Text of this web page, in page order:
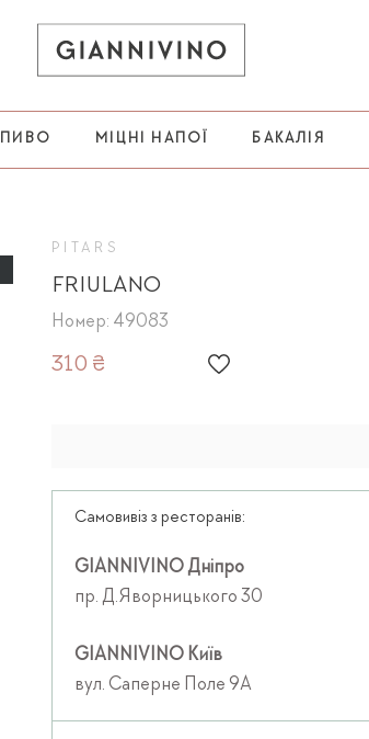
ПИВО МІЦНІ НАПОЇ БАКАЛІЯ
PITARS
FRIULANO
Номер: 49083
310 ₴
Самовивіз з ресторанів:
GIANNIVINO Дніпро
пр. Д.Яворницького 30
GIANNIVINO Київ
вул. Саперне Поле 9А